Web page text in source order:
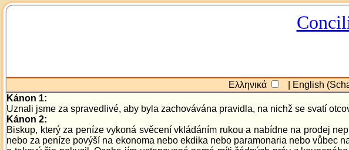
Ελληνικά | English
Kánon 1:
Uznali jsme za spravedlivé, aby byla zachovávána pravidla, na nichž se svatí
Kánon 2:
Biskup, který za peníze vykoná svěcení vkládáním rukou a nabídne na prodej
nebo za peníze povýší na ekonoma nebo ekdika nebo paramonaria nebo vůbec